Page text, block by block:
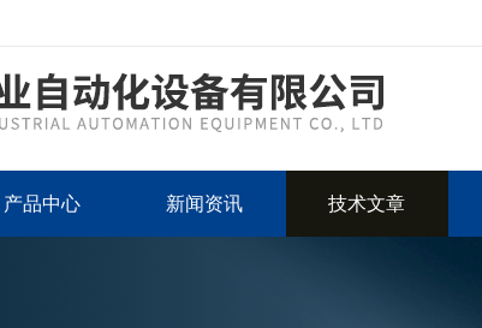
产品中心 新闻资讯 技术文章